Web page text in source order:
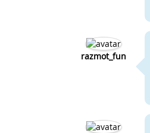
razmot_fun